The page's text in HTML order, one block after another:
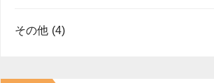
その他 (4)